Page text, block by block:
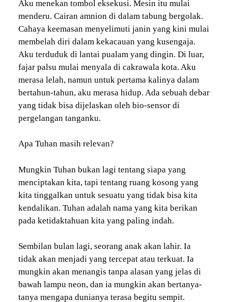
Aku menekan tombol eksekusi. Mesin itu mulai
menderu. Cairan amnion di dalam tabung bergolak.
Cahaya keemasan menyelimuti janin yang kini mulai
membelah diri dalam kekacauan yang kusengaja.
Aku terduduk di lantai pualam yang dingin. Di luar,
fajar palsu mulai menyala di cakrawala kota. Aku
merasa lelah, namun untuk pertama kalinya dalam
bertahun-tahun, aku merasa hidup. Ada sebuah debar
yang tidak bisa dijelaskan oleh bio-sensor di
pergelangan tanganku.
Apa Tuhan masih relevan?
Mungkin Tuhan bukan lagi tentang siapa yang
menciptakan kita, tapi tentang ruang kosong yang
kita tinggalkan untuk sesuatu yang tidak bisa kita
kendalikan. Tuhan adalah nama yang kita berikan
pada ketidaktahuan kita yang paling indah.
Sembilan bulan lagi, seorang anak akan lahir. Ia
tidak akan menjadi yang tercepat atau terkuat. Ia
mungkin akan menangis tanpa alasan yang jelas di
bawah lampu neon, dan ia mungkin akan bertanya-
tanya mengapa dunianya terasa begitu sempit.